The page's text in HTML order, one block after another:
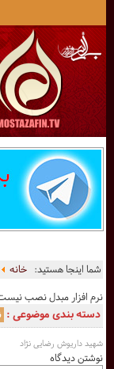
شما اینجا هستید:خانه
نرم افزار مبدل نصب
دسته بندی موضوعی :
شهید داریوش رضایی نژاد
نوشتن دیدگاه